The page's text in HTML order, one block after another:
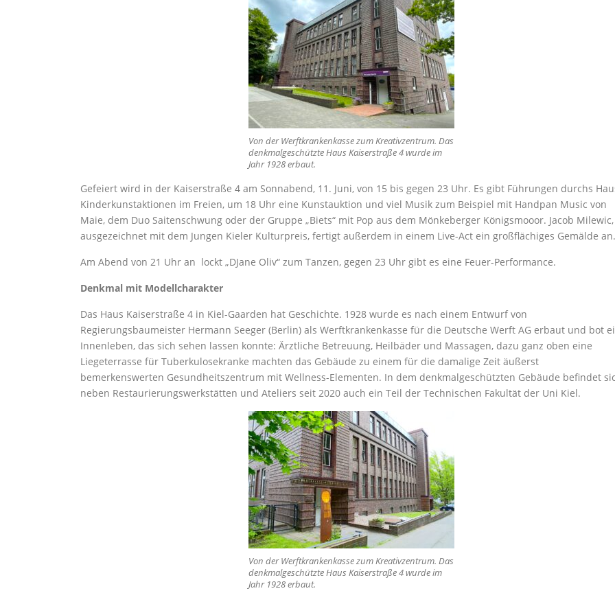
Von der Werftkrankenkasse zum Kreativzentrum. Das
denkmalgeschützte Haus Kaiserstraße 4 wurde im
Jahr 1928 erbaut.
Gefeiert wird in der Kaiserstraße 4 am Sonnabend, 11. Juni, von 15 bis gegen 23 Uhr. Es gibt Führungen durchs
Kinderkunstaktionen im Freien, um 18 Uhr eine Kunstauktion und viel Musik zum Beispiel mit Handpan Music von
Maie, dem Duo Saitenschwung oder der Gruppe „Biets“ mit Pop aus dem Mönkeberger Königsmooor. Jacob Milewic,
ausgezeichnet mit dem Jungen Kieler Kulturpreis, fertigt außerdem in einem Live-Act ein großflächiges Gemälde an.
Am Abend von 21 Uhr an lockt „DJane Oliv“ zum Tanzen, gegen 23 Uhr gibt es eine Feuer-Performance.
Denkmal mit Modellcharakter
Das Haus Kaiserstraße 4 in Kiel-Gaarden hat Geschichte. 1928 wurde es nach einem Entwurf von
Regierungsbaumeister Hermann Seeger (Berlin) als Werftkrankenkasse für die Deutsche Werft AG erbaut und bot
Innenleben, das sich sehen lassen konnte: Ärztliche Betreuung, Heilbäder und Massagen, dazu ganz oben eine
Liegeterrasse für Tuberkulosekranke machten das Gebäude zu einem für die damalige Zeit äußerst
bemerkenswerten Gesundheitszentrum mit Wellness-Elementen. In dem denkmalgeschützten Gebäude befindet
neben Restaurierungswerkstätten und Ateliers seit 2020 auch ein Teil der Technischen Fakultät der Uni Kiel.
Von der Werftkrankenkasse zum Kreativzentrum. Das
denkmalgeschützte Haus Kaiserstraße 4 wurde im
Jahr 1928 erbaut.